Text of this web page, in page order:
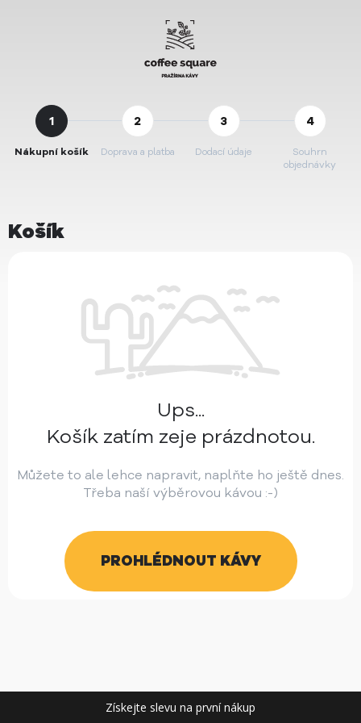
Nákupní košík Doprava a platba Dodací údaje
Souhrn
objednávky
Košík
Ups...
Košík zatím zeje prázdnotou.
Můžete to ale lehce napravit, naplňte ho ještě dnes.
Třeba naší výběrovou kávou :-)
PROHLÉDNOUT KÁVY
Získejte slevu na první nákup